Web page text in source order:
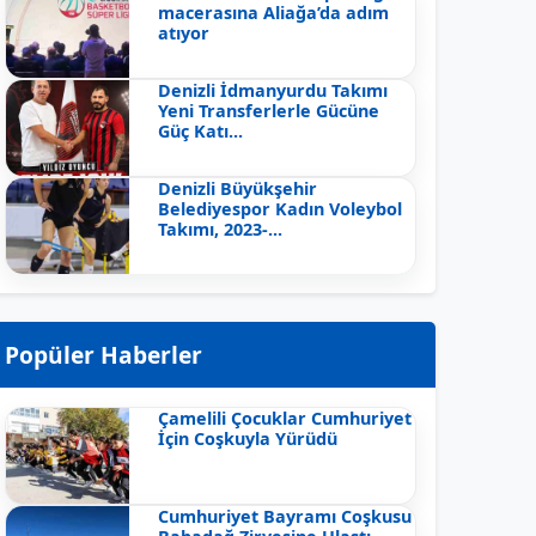
macerasına Aliağa’da adım
atıyor
Denizli İdmanyurdu Takımı
Yeni Transferlerle Gücüne
Güç Katı...
Denizli Büyükşehir
Belediyespor Kadın Voleybol
Takımı, 2023-...
Popüler Haberler
Çamelili Çocuklar Cumhuriyet
İçin Coşkuyla Yürüdü
Cumhuriyet Bayramı Coşkusu